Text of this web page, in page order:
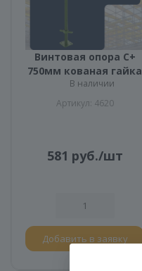
Винтовая опора С+
750мм кованая гайка
В наличии
Артикул: 4620
581 руб./шт
Добавить в заявку